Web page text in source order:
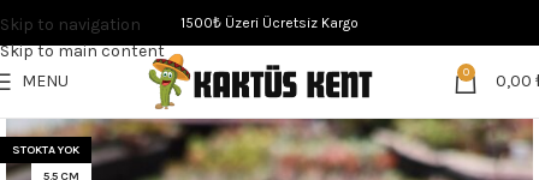
Skip to navigation
Skip to main content
1500₺ Üzeri Ücretsiz Kargo
MENU 0 0,00
STOKTA YOK
5.5 CM